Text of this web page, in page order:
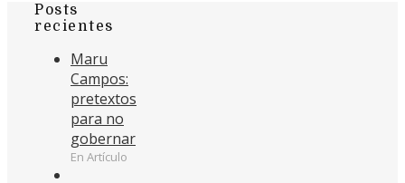
Posts
recientes
Maru
Campos:
pretextos
para no
gobernar
En Artículo